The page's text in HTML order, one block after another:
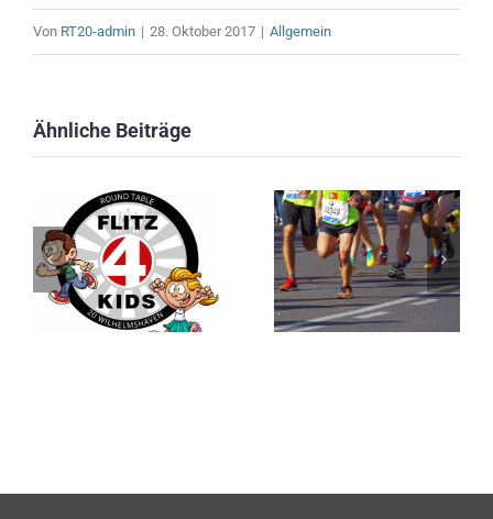
Von RT20-admin | 28. Oktober 2017 | Allgemein
Ähnliche Beiträge